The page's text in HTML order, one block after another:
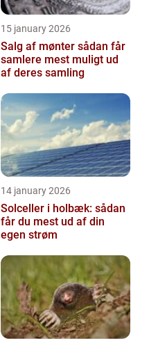
15 january 2026
Salg af mønter sådan får
samlere mest muligt ud
af deres samling
14 january 2026
Solceller i holbæk: sådan
får du mest ud af din
egen strøm